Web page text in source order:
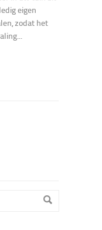
eigen
zodat het